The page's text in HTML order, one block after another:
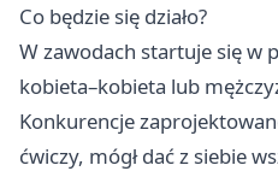
Co będzie się działo?
W zawodach startuje się w
kobieta–kobieta lub
Konkurencje
ćwiczy, mógł dać z siebie